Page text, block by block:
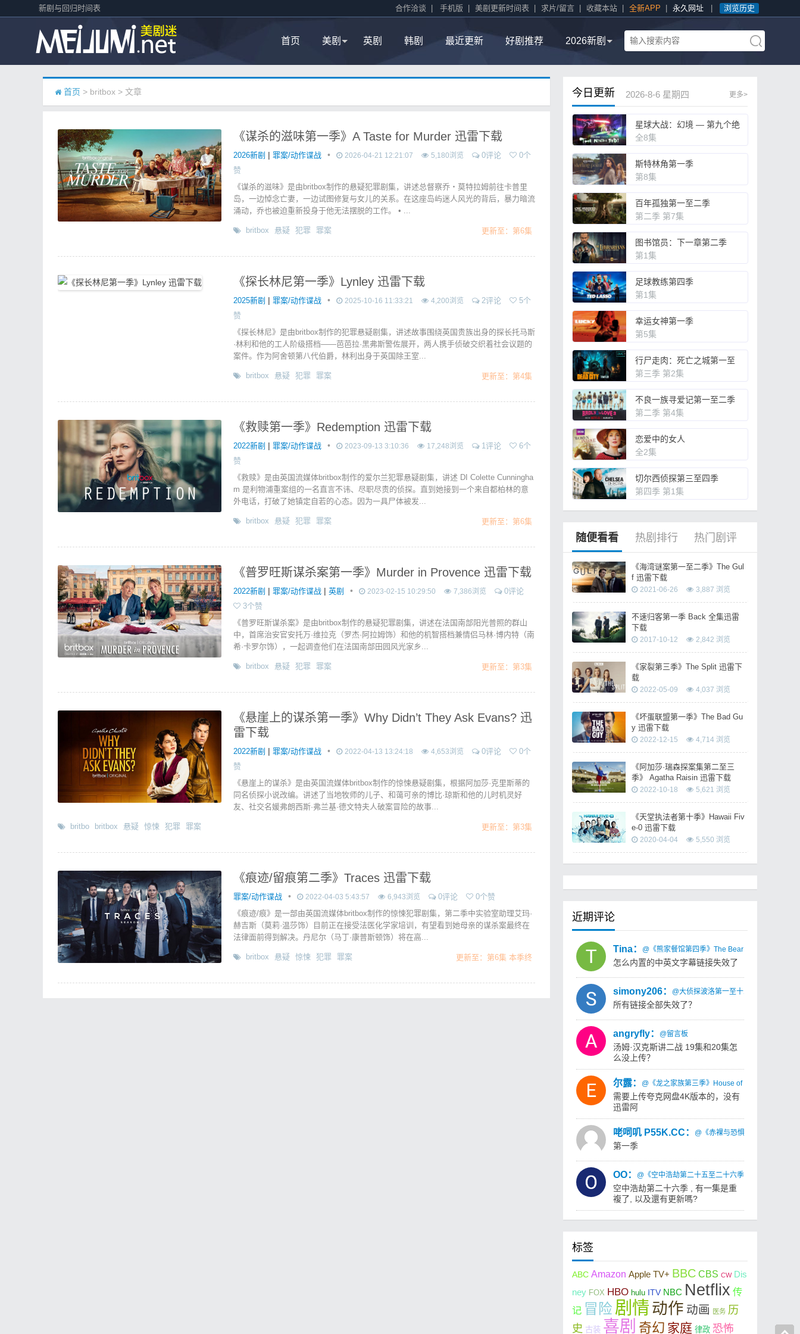
新剧与回归时间表 合作洽谈 手机版 美剧更新时间表 求片/留言| 收藏本站| 全新APP 永久网址| 浏览历史
首页 美剧 英剧 韩剧 最近更新 好剧推荐 2026新剧
首页 > britbox > 文章
《谋杀的滋味第一季》A Taste for Murder 迅雷下载
2026新剧 | 罪案/动作谍战 • 2026-04-21 12:21:07 5,180浏览 0评论
0个
赞
《谋杀的滋味》是由britbox制作的悬疑犯罪剧集，讲述总督察乔・莫特拉姆前往卡普里
岛，一边悼念亡妻，一边试图修复与女儿的关系。在这座岛屿迷人风光的背后，暴力暗流
涌动，乔也被迫重新投身于他无法摆脱的工作。 • ...
britbox 悬疑 犯罪 罪案 更新至：第6集
《探长林尼第一季》Lynley 迅雷下载
2025新剧 | 罪案/动作谍战 • 2025-10-16 11:33:21 4,200浏览 2评论
5个
赞
《探长林尼》是由britbox制作的犯罪悬疑剧集，讲述故事围绕英国贵族出身的探长托马斯
·林利和他的工人阶级搭档——芭芭拉·黑弗斯警佐展开，两人携手侦破交织着社会议题的
案件。作为阿舍顿第八代伯爵，林利出身于英国除王室...
britbox 悬疑 犯罪 罪案 更新至：第4集
《救赎第一季》Redemption 迅雷下载
2022新剧 | 罪案/动作谍战 • 2023-09-13 3:10:36 17,248浏览 1评论
6个
赞
《救赎》是由英国流媒体britbox制作的爱尔兰犯罪悬疑剧集，讲述 DI Colette Cunningha
m 是利物浦重案组的一名直言不讳、尽职尽责的侦探。直到她接到一个来自都柏林的意
外电话，打破了她镇定自若的心态。因为一具尸体被发...
britbox 悬疑 犯罪 罪案 更新至：第6集
《普罗旺斯谋杀案第一季》Murder in Provence 迅雷下载
2022新剧 | 罪案/动作谍战 | 英剧 • 2023-02-15 10:29:50 7,386浏览
0评论
3个赞
《普罗旺斯谋杀案》是由britbox制作的悬疑犯罪剧集，讲述在法国南部阳光普照的群山
中，首席治安官安托万·维拉克（罗杰·阿拉姆饰）和他的机智搭档兼情侣马林·博内特（南
希·卡罗尔饰），一起调查他们在法国南部田园风光家乡...
britbox 悬疑 犯罪 罪案 更新至：第3集
《悬崖上的谋杀第一季》Why Didn’t They Ask Evans? 迅
雷下载
2022新剧 | 罪案/动作谍战 • 2022-04-13 13:24:18 4,653浏览 0评论
0个
赞
《悬崖上的谋杀》是由英国流媒体britbox制作的惊悚悬疑剧集，根据阿加莎·克里斯蒂的
同名侦探小说改编。讲述了当地牧师的儿子、和蔼可亲的博比·琼斯和他的儿时机灵好
友、社交名媛弗朗西斯·弗兰基·德文特夫人破案冒险的故事...
britbo britbox 悬疑 惊悚 犯罪 罪案 更新至：第3集
《痕迹/留痕第二季》Traces 迅雷下载
罪案/动作谍战 • 2022-04-03 5:43:57 6,943浏览 0评论
0个赞
《痕迹/痕》是一部由英国流媒体britbox制作的惊悚犯罪剧集，第二季中实验室助理艾玛·
赫吉斯（莫莉·温莎饰）目前正在接受法医化学家培训，有望看到她母亲的谋杀案最终在
法律面前得到解决。丹尼尔（马丁·康普斯顿饰）将在高...
britbox 悬疑 惊悚 犯罪 罪案 更新至：第6集 本季终
今日更新 2026-8-6 星期四 更多>
星球大战：幻境 — 第九个绝
地武士
全8集
斯特林角第一季
第8集
百年孤独第一至二季
第二季 第7集
图书馆员：下一章第二季
第1集
足球教练第四季
第1集
幸运女神第一季
第5集
行尸走肉：死亡之城第一至
三季
第三季 第2集
不良一族寻爱记第一至二季
第二季 第4集
恋爱中的女人
全2集
切尔西侦探第三至四季
第四季 第1集
随便看看 热剧排行 热门剧评
《海湾谜案第一至二季》The Gul
f 迅雷下载
2021-06-26 3,887 浏览
不速归客第一季 Back 全集迅雷
下载
2017-10-12 2,842 浏览
《家裂第三季》The Split 迅雷下
载
2022-05-09 4,037 浏览
《坏蛋联盟第一季》The Bad Gu
y 迅雷下载
2022-12-15 4,714 浏览
《阿加莎·瑞森探案集第二至三
季》 Agatha Raisin 迅雷下载
2022-10-18 5,621 浏览
《天堂执法者第十季》Hawaii Fiv
e-0 迅雷下载
2020-04-04 5,550 浏览
近期评论
Tina： @《熊家餐馆第四季》The Bear Season 4 迅雷
怎么内置的中英文字幕链接失效了
simony206： @大侦探波洛第一至十三季 Agatha
所有链接全部失效了？
angryfly： @留言板
汤姆·汉克斯讲二战 19集和20集怎
么没上传？
尔露： @《龙之家族第三季》House of the Dragon
需要上传夸克网盘4K版本的，没有
迅雷阿
咾呞叽 P55K.CC： @《赤裸与恐惧：荒岛求生第一
第一季
OO： @《空中浩劫第二十五至二十六季》Air Crash
空中浩劫第二十六季 , 有一集是重
複了, 以及還有更新嗎?
标签
ABC Amazon Apple TV+ BBC CBS CW Dis
ney FOX HBO hulu ITV NBC Netflix 传
记 冒险 剧情 动作 动画 医务 历
史 古装 喜剧 奇幻 家庭 律政 恐怖